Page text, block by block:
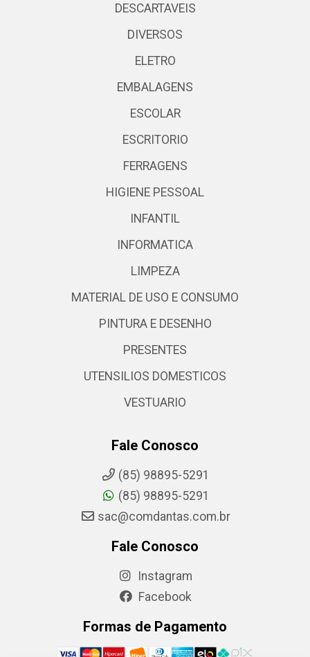
DESCARTAVEIS
DIVERSOS
ELETRO
EMBALAGENS
ESCOLAR
ESCRITORIO
FERRAGENS
HIGIENE PESSOAL
INFANTIL
INFORMATICA
LIMPEZA
MATERIAL DE USO E CONSUMO
PINTURA E DESENHO
PRESENTES
UTENSILIOS DOMESTICOS
VESTUARIO
Fale Conosco
(85) 98895-5291
(85) 98895-5291
sac@comdantas.com.br
Fale Conosco
Instagram
Facebook
Formas de Pagamento